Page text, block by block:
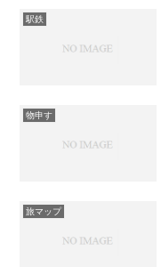
駅鉄
物申す
旅マップ